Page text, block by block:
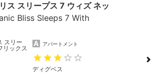
ス スリープス 7 ウィズ ネッ
Bliss Sleeps 7 With
アパートメント
ディグベス